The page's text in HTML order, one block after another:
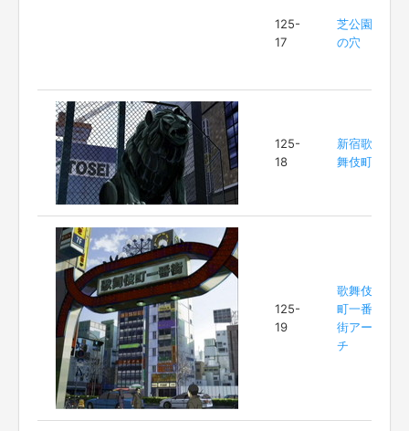
125-
17
芝公園
の穴
125-
18
新宿歌
舞伎町
125-
19
歌舞伎
町一番
街アー
チ